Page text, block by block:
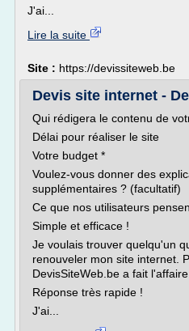
J'ai...
Lire la suite
Site : https://devissiteweb.be
Devis site internet -
Qui rédigera le contenu de
Délai pour réaliser le site
Votre budget *
Voulez-vous donner des
supplémentaires ? (facultatif)
Ce que nos utilisateurs
Simple et efficace !
Je voulais trouver quelqu'un
renouveler mon site internet.
DevisSiteWeb.be a fait l'affaire.
Réponse très rapide !
J'ai...